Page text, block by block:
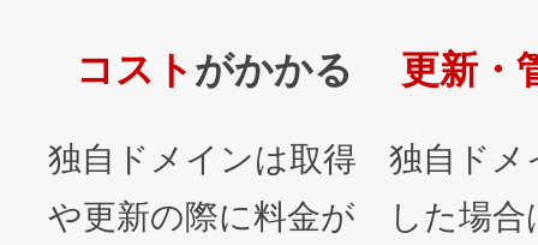
コスト がかかる
独自ドメインは取得
や更新の際に料金が
更新・
独自ドメ
した場